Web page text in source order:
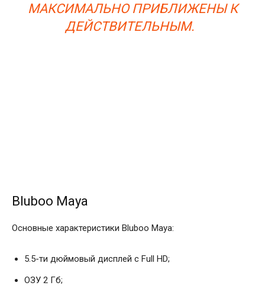
МАКСИМАЛЬНО ПРИБЛИЖЕНЫ К
ДЕЙСТВИТЕЛЬНЫМ.
Bluboo Maya
Основные характеристики Bluboo Maya:
5.5-ти дюймовый дисплей с Full HD;
ОЗУ 2 Гб;